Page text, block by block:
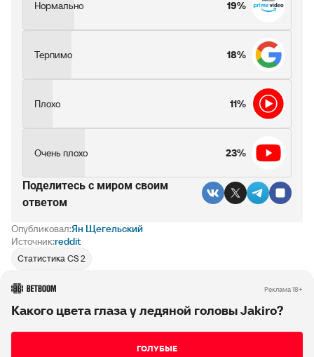
Нормально 19%
Терпимо 18%
Плохо 11%
Очень плохо 23%
Поделитесь c миром своим
ответом
Опубликовал:Ян Щегельский
Источник:reddit
Статистика CS 2
Реклама 18+
Какого цвета глаза у ледяной головы Jakiro?
ГОЛУБЫЕ